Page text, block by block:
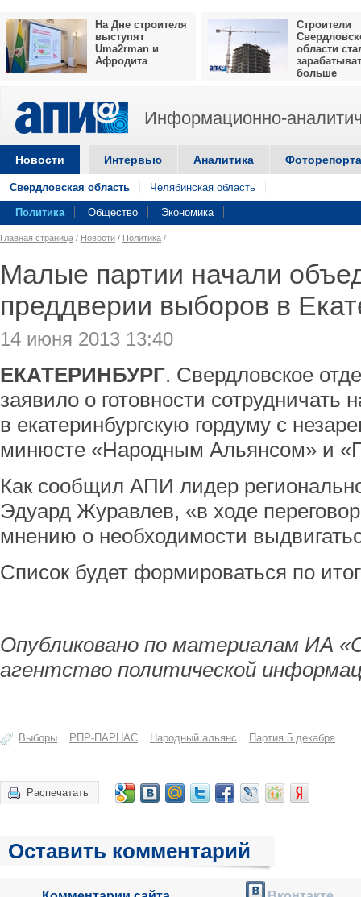
На Дне строителя
выступят
Uma2rman и
Афродита
Строители
области
больше
Информационно-
Новости Интервью Аналитика
Свердловская область Челябинская область
Политика Общество Экономика
Главная страница / Новости / Политика /
Малые партии начали
преддверии выборов в
14 июня 2013 13:40
ЕКАТЕРИНБУРГ. Свердловское
заявило о готовности
в екатеринбургскую гордуму с
минюсте «Народным Альянсом» и
Как сообщил АПИ лидер
Эдуард Журавлев, «в ходе
мнению о необходимости
Список будет формироваться по
Опубликовано по материалам ИА
агентство политической
Выборы РПР-ПАРНАС Народный альянс Партия 5 декабря
Распечатать
Оставить комментарий